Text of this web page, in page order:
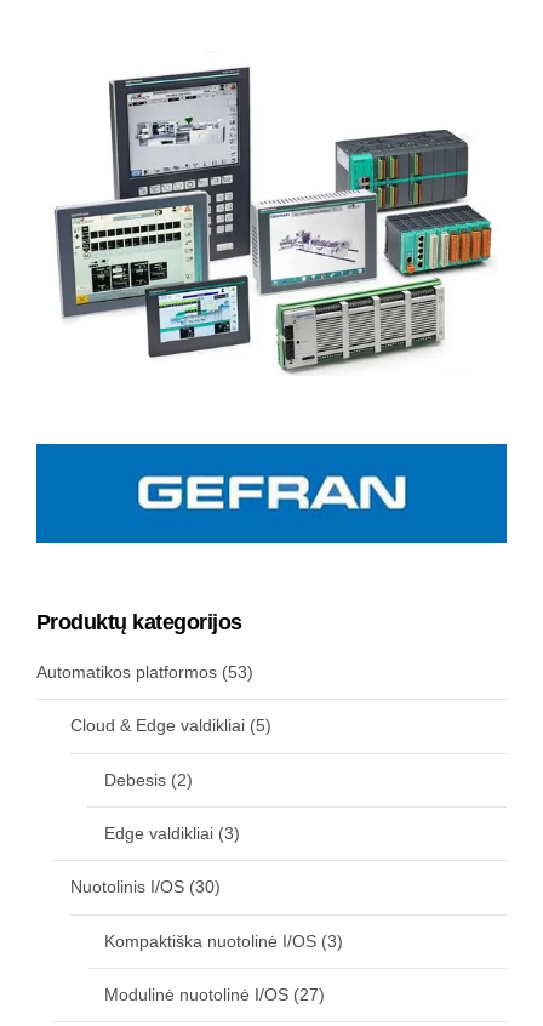
Produktų kategorijos
Automatikos platformos (53)
Cloud & Edge valdikliai (5)
Debesis (2)
Edge valdikliai (3)
Nuotolinis I/OS (30)
Kompaktiška nuotolinė I/OS (3)
Modulinė nuotolinė I/OS (27)